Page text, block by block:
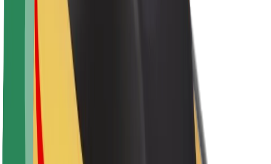
Prekių ženklo gairės
Misija
Investuotojams
Vadovybė
Prekės ženklas
Žiniasklaidai
„Urban Fund“
Saugumas